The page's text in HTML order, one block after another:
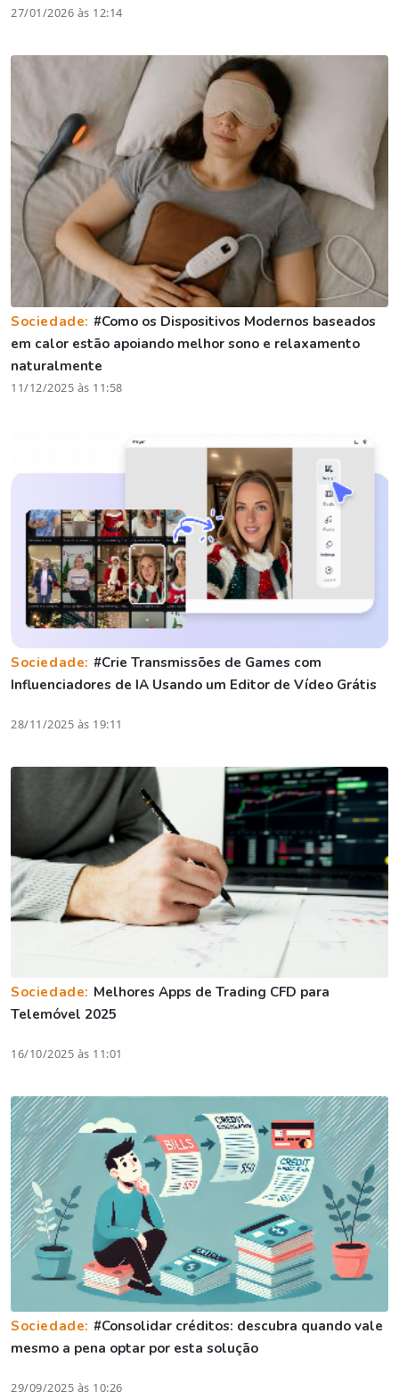
27/01/2026 às 12:14
Sociedade: #Como os Dispositivos Modernos baseados
em calor estão apoiando melhor sono e relaxamento
naturalmente
11/12/2025 às 11:58
Sociedade: #Crie Transmissões de Games com
Influenciadores de IA Usando um Editor de Vídeo Grátis
28/11/2025 às 19:11
Sociedade: Melhores Apps de Trading CFD para
Telemóvel 2025
16/10/2025 às 11:01
Sociedade: #Consolidar créditos: descubra quando vale
mesmo a pena optar por esta solução
29/09/2025 às 10:26